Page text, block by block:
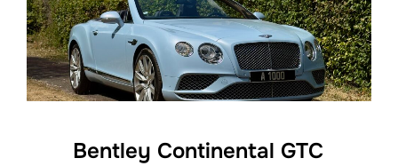
Bentley Continental GTC